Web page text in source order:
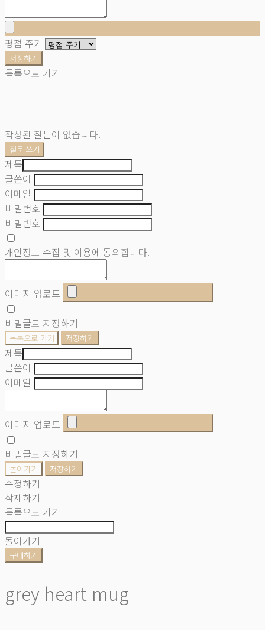
평점 주기
저장하기
목록으로 가기
작성된 질문이 없습니다.
질문 쓰기
제목
글쓴이
이메일
비밀번호
비밀번호
개인정보 수집 및 이용에 동의합니다.
이미지 업로드
비밀글로 지정하기
목록으로 가기 저장하기
제목
글쓴이
이메일
이미지 업로드
비밀글로 지정하기
돌아가기 저장하기
수정하기
삭제하기
목록으로 가기
돌아가기
구매하기
grey heart mug